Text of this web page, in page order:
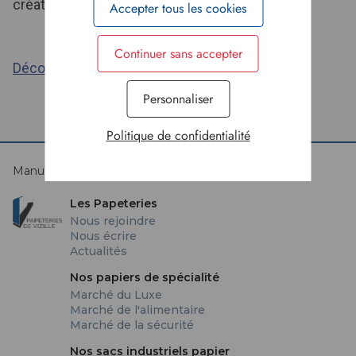
créations authenticité et élégance.
Découvrez nos autres actualités
Manufacture d'avenir depuis 1593
Les Papeteries
Nous rejoindre
Nous écrire
Actualités
Nos papiers de spécialité
Marché du Luxe
Marché de l'alimentaire
Marché de la sécurité
Nos sacs industriels papier
Accepter tous les cookies
Continuer sans accepter
Personnaliser
Politique de confidentialité